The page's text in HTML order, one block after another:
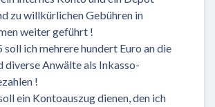
zu willkürlichen Gebühren in
weiter geführt !
soll ich mehrere hundert Euro an die
diverse Anwälte als Inkasso-
!
ein Kontoauszug dienen, den ich